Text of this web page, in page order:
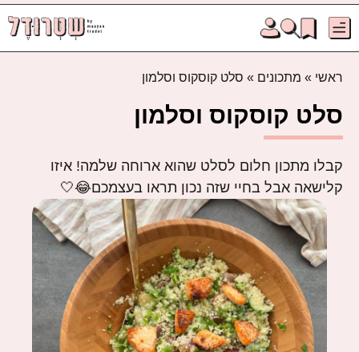
ראשי » מתכונים » סלט קוסקוס וסלמון
סלט קוסקוס וסלמון
קבלו מתכון חלום לסלט שהוא ארוחה שלמה! איזו
קלישאה אבל בחיי שזה נכון תראו בעצמכם😂🤍